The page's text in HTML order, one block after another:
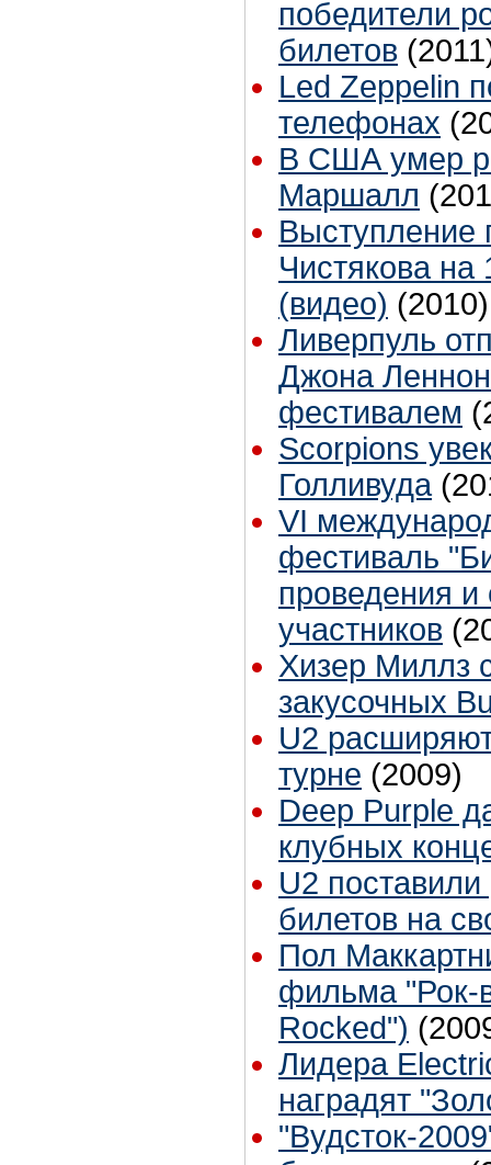
победители
билетов
Led Zeppelin
телефонах
В США умер
Маршалл
Выступление
Чистякова на
(видео) (2010)
Ливерпуль
Джона
фестивалем
Scorpions
Голливуда
VI
фестиваль
проведения и
участников
Хизер Миллз
закусочных
U2
турне (2009)
Deep Purple
клубных
U2
билетов на
Пол
фильма "Рок-
Rocked")
Лидера
наградят
"Вудсток-